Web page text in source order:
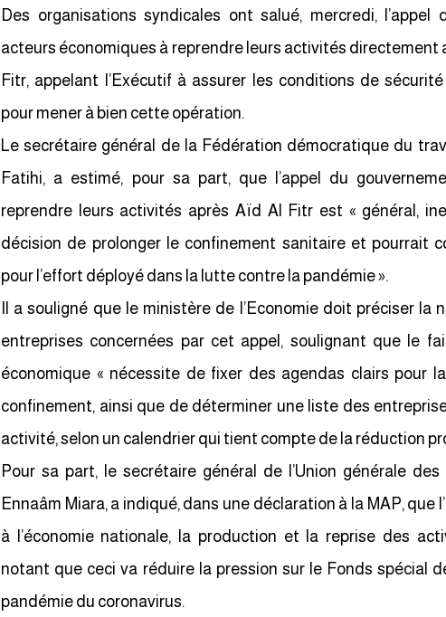
Des organisations syndicales ont salué, mercredi, l’appel
acteurs économiques à reprendre leurs activités directement
Fitr, appelant l’Exécutif à assurer les conditions de
pour mener à bien cette opération.
Le secrétaire général de la Fédération démocratique du
Fatihi, a estimé, pour sa part, que l’appel du
reprendre leurs activités après Aïd Al Fitr est « général,
décision de prolonger le confinement sanitaire et pourrait
pour l’effort déployé dans la lutte contre la pandémie ».
Il a souligné que le ministère de l’Economie doit préciser la
entreprises concernées par cet appel, soulignant que le
économique « nécessite de fixer des agendas clairs pour
confinement, ainsi que de déterminer une liste des
activité, selon un calendrier qui tient compte de la réduction
Pour sa part, le secrétaire général de l’Union générale
Ennaâm Miara, a indiqué, dans une déclaration à la MAP, que
à l’économie nationale, la production et la reprise des
notant que ceci va réduire la pression sur le Fonds spécial
pandémie du coronavirus.